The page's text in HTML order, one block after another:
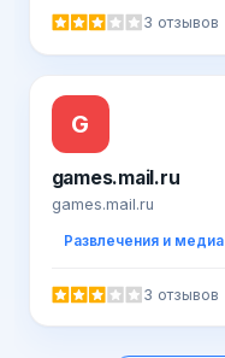
3 отзывов
G
games.mail.ru
games.mail.ru
Развлечения и медиа
3 отзывов